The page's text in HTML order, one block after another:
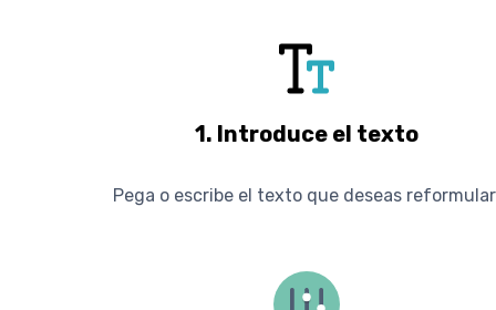
1. Introduce el texto
Pega o escribe el texto que deseas